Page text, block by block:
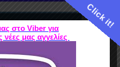
Click it!
στο Viber για
νέες μας αγγελίες